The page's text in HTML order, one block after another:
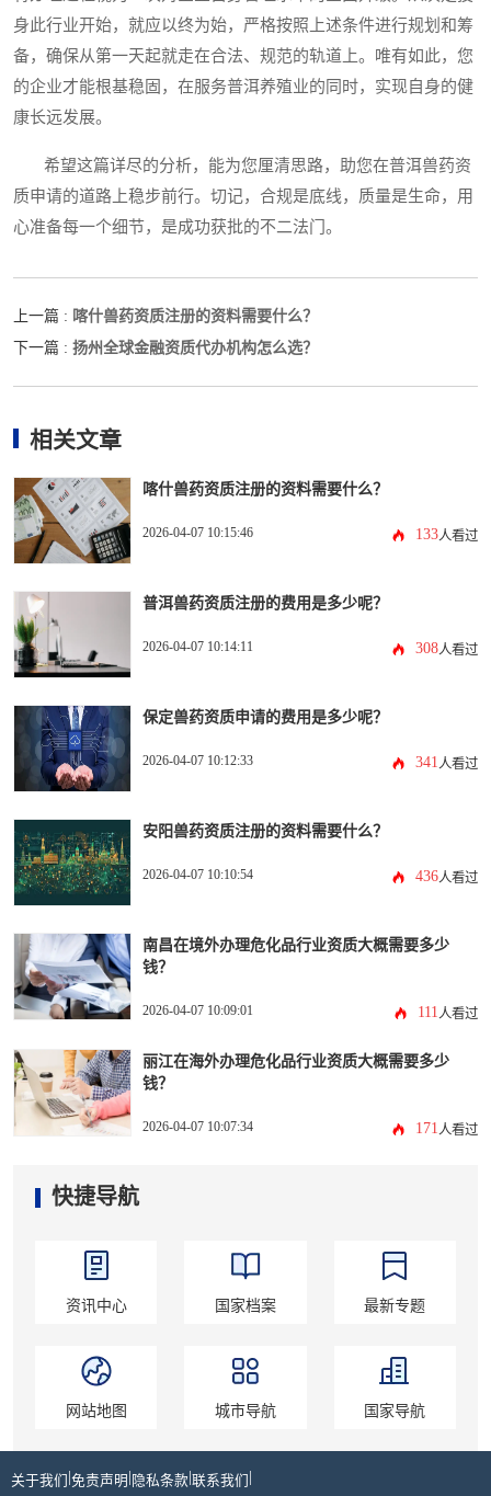
身此行业开始，就应以终为始，严格按照上述条件进行规划和筹
备，确保从第一天起就走在合法、规范的轨道上。唯有如此，您
的企业才能根基稳固，在服务普洱养殖业的同时，实现自身的健
康长远发展。
希望这篇详尽的分析，能为您厘清思路，助您在普洱兽药资
质申请的道路上稳步前行。切记，合规是底线，质量是生命，用
心准备每一个细节，是成功获批的不二法门。
上一篇 : 喀什兽药资质注册的资料需要什么？
下一篇 : 扬州全球金融资质代办机构怎么选？
相关文章
喀什兽药资质注册的资料需要什么？
2026-04-07 10:15:46 133人看过
普洱兽药资质注册的费用是多少呢？
2026-04-07 10:14:11 308人看过
保定兽药资质申请的费用是多少呢？
2026-04-07 10:12:33 341人看过
安阳兽药资质注册的资料需要什么？
2026-04-07 10:10:54 436人看过
南昌在境外办理危化品行业资质大概需要多少
钱？
2026-04-07 10:09:01 111人看过
丽江在海外办理危化品行业资质大概需要多少
钱？
2026-04-07 10:07:34 171人看过
快捷导航
资讯中心 国家档案 最新专题
网站地图 城市导航 国家导航
关于我们 免责声明 隐私条款 联系我们